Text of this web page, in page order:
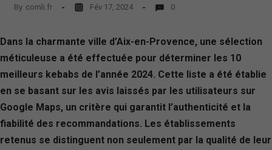
By comli.fr Fév 17, 2024 0
Dans la charmante ville d’Aix-en-Provence, une sélection
méticuleuse a été effectuée pour déterminer les 10
meilleurs kebabs de l’année 2024. Cette liste a été établie
en se basant sur les avis laissés par les utilisateurs sur
Google Maps, un critère qui garantit l’authenticité et la
fiabilité des recommandations. Les établissements
retenus se distinguent non seulement par la qualité de leur